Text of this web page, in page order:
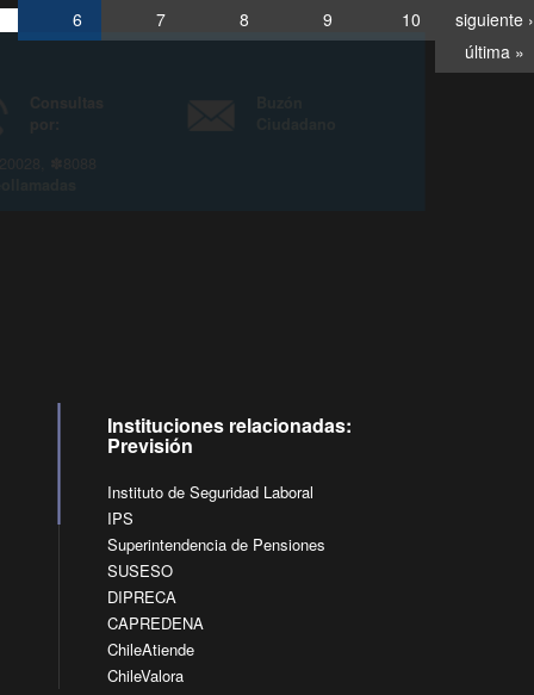
6
7 8 9 10
siguiente ›
última »
Instituciones relacionadas:
Previsión
Instituto de Seguridad Laboral
IPS
Superintendencia de Pensiones
SUSESO
DIPRECA
CAPREDENA
ChileAtiende
ChileValora